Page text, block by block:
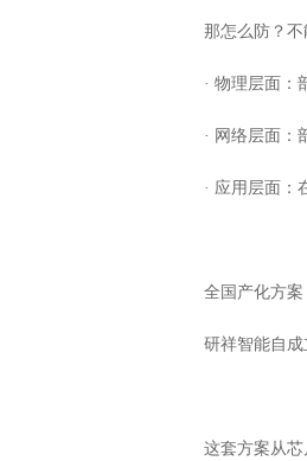
那怎么防？
· 物理层面：
· 网络层面：
· 应用层面：
全国产化方
研祥智能自
这套方案从